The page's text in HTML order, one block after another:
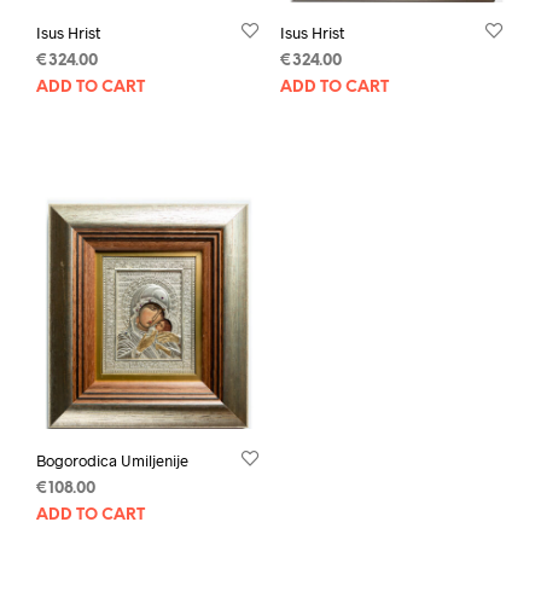
Isus Hrist
€324.00
ADD TO CART
Isus Hrist
€324.00
ADD TO CART
Bogorodica Umiljenije
€108.00
ADD TO CART